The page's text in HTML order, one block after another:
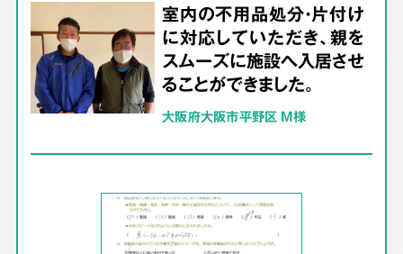
室内の不用品処分・片付け
に対応していただき、親を
スムーズに施設へ入居させ
ることができました。
大阪府大阪市平野区 M様